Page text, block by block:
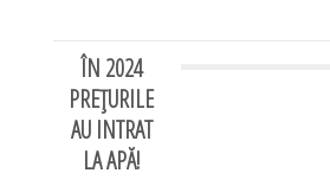
ÎN 2024
PREȚURILE
AU INTRAT
LA APĂ!